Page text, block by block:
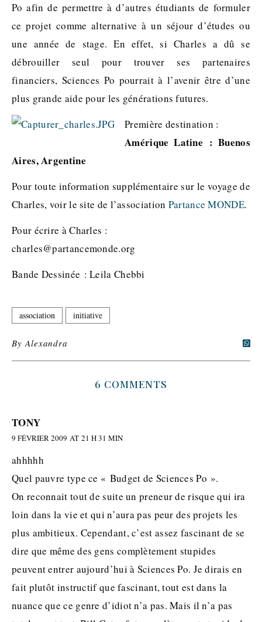
Po afin de permettre à d’autres étudiants de formuler
ce projet comme alternative à un séjour d’études ou
une année de stage. En effet, si Charles a dû se
débrouiller seul pour trouver ses partenaires
financiers, Sciences Po pourrait à l’avenir être d’une
plus grande aide pour les générations futures.
Première destination :
Amérique Latine : Buenos
Aires, Argentine
Pour toute information supplémentaire sur le voyage de
Charles, voir le site de l’association Partance MONDE.
Pour écrire à Charles :
charles@partancemonde.org
Bande Dessinée : Leila Chebbi
association initiative
ByAlexandra
6 COMMENTS
TONY
9 FÉVRIER 2009 AT 21 H 31 MIN
ahhhhh
Quel pauvre type ce « Budget de Sciences Po ».
On reconnait tout de suite un preneur de risque qui ira
loin dans la vie et qui n’aura pas peur des projets les
plus ambitieux. Cependant, c’est assez fascinant de se
dire que même des gens complètement stupides
peuvent entrer aujourd’hui à Sciences Po. Je dirais en
fait plutôt instructif que fascinant, tout est dans la
nuance que ce genre d’idiot n’a pas. Mais il n’a pas